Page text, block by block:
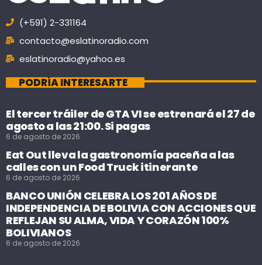
(+591) 2-331164
contacto@eslatinoradio.com
eslatinoradio@yahoo.es
PODRÍA INTERESARTE
El tercer tráiler de GTA VI se estrenará el 27 de
agosto a las 21:00. Si pagas
6 de agosto de 2026
Eat Out lleva la gastronomía paceña a las
calles con un Food Truck itinerante
6 de agosto de 2026
BANCO UNIÓN CELEBRA LOS 201 AÑOS DE
INDEPENDENCIA DE BOLIVIA CON ACCIONES QUE
REFLEJAN SU ALMA, VIDA Y CORAZÓN 100%
BOLIVIANOS
6 de agosto de 2026